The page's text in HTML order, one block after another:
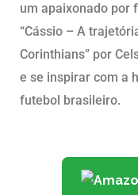
um apaixonado por
“Cássio – A
Corinthians” por
e se inspirar com a
futebol brasileiro.